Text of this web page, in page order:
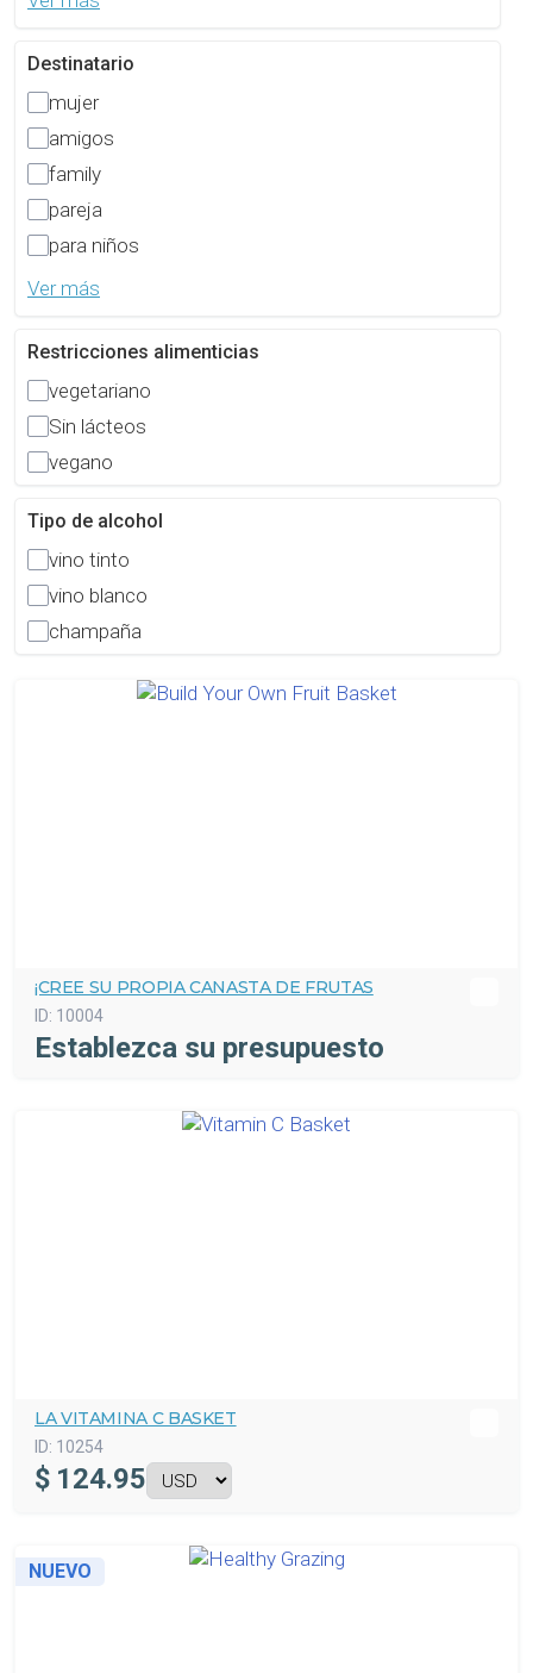
Destinatario
mujer
amigos
family
pareja
para niños
Ver más
Restricciones alimenticias
vegetariano
Sin lácteos
vegano
Tipo de alcohol
vino tinto
vino blanco
champaña
¡CREE SU PROPIA CANASTA DE FRUTAS
ID: 10004
Establezca su presupuesto
LA VITAMINA C BASKET
ID: 10254
$ 124.95
NUEVO